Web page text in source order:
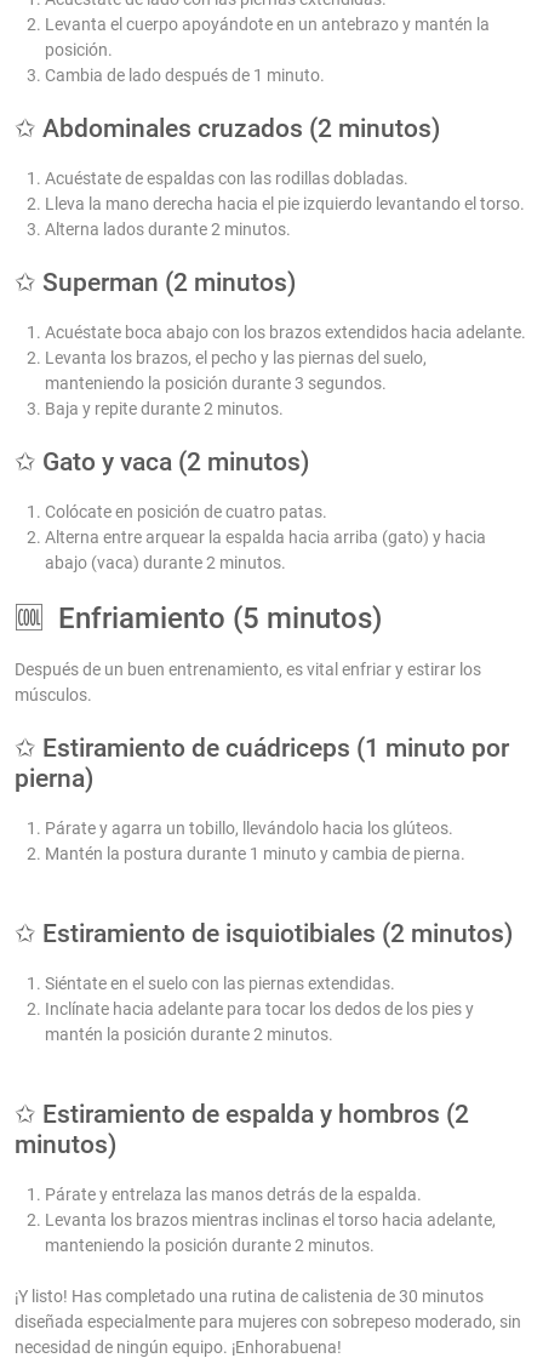
Levanta el cuerpo apoyándote en un antebrazo y mantén la
posición.
Cambia de lado después de 1 minuto.
✩ Abdominales cruzados (2 minutos)
Acuéstate de espaldas con las rodillas dobladas.
Lleva la mano derecha hacia el pie izquierdo levantando el torso.
Alterna lados durante 2 minutos.
✩ Superman (2 minutos)
Acuéstate boca abajo con los brazos extendidos hacia adelante.
Levanta los brazos, el pecho y las piernas del suelo,
manteniendo la posición durante 3 segundos.
Baja y repite durante 2 minutos.
✩ Gato y vaca (2 minutos)
Colócate en posición de cuatro patas.
Alterna entre arquear la espalda hacia arriba (gato) y hacia
abajo (vaca) durante 2 minutos.
🆒 Enfriamiento (5 minutos)
Después de un buen entrenamiento, es vital enfriar y estirar los
músculos.
✩ Estiramiento de cuádriceps (1 minuto por
pierna)
Párate y agarra un tobillo, llevándolo hacia los glúteos.
Mantén la postura durante 1 minuto y cambia de pierna.
✩ Estiramiento de isquiotibiales (2 minutos)
Siéntate en el suelo con las piernas extendidas.
Inclínate hacia adelante para tocar los dedos de los pies y
mantén la posición durante 2 minutos.
✩ Estiramiento de espalda y hombros (2
minutos)
Párate y entrelaza las manos detrás de la espalda.
Levanta los brazos mientras inclinas el torso hacia adelante,
manteniendo la posición durante 2 minutos.
¡Y listo! Has completado una rutina de calistenia de 30 minutos
diseñada especialmente para mujeres con sobrepeso moderado, sin
necesidad de ningún equipo. ¡Enhorabuena!